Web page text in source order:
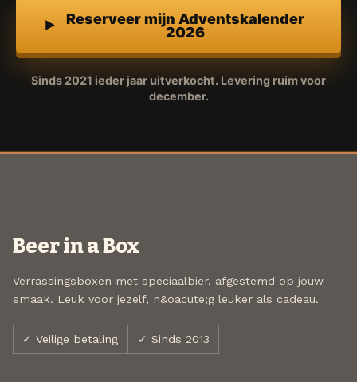
Reserveer mijn Adventskalender
2026
Sinds 2021 ieder jaar uitverkocht. Levering ruim voor
december.
Beer in a Box
Verrassingsboxen met speciaalbier, afgestemd op jouw
smaak. Leuk voor jezelf, n&oacute;g leuker als cadeau.
✓ Veilige betaling ✓ Sinds 2013